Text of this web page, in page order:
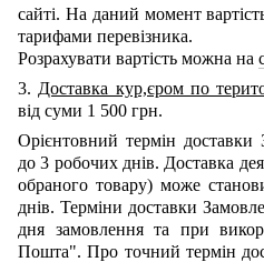
сайті. На даний момент
тарифами перевізника.
Розрахувати вартість можна на
3. Доставка кур,єром по
від суми 1 500 грн.
Орієнтовний термін доставки
до 3 робочих днів. Доставка
обраного товару) може
днів. Терміни доставки
дня замовлення та при
Пошта". Про точний термін